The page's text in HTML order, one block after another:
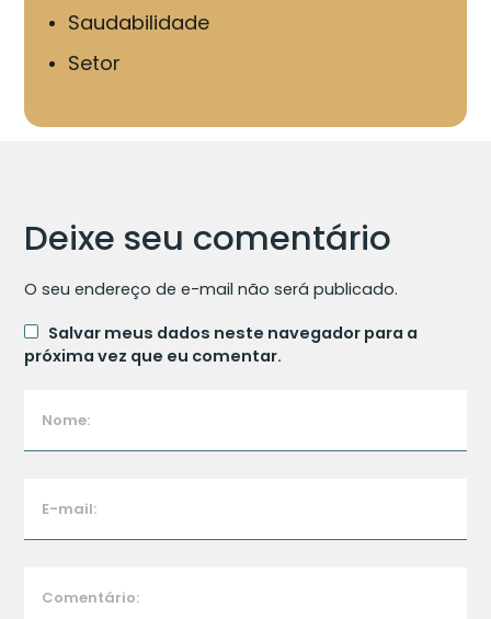
Saudabilidade
Setor
Deixe seu comentário
O seu endereço de e-mail não será publicado.
Salvar meus dados neste navegador para a
próxima vez que eu comentar.